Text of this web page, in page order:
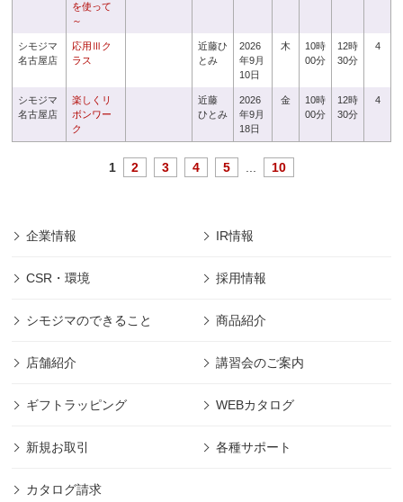
を使って
～
シモジマ
名古屋店
応用Ⅲク
ラス
近藤ひ
とみ
2026
年9月
10日
木
10時
00分
12時
30分
4
シモジマ
名古屋店
楽しくリ
ボンワー
ク
近藤
ひとみ
2026
年9月
18日
金
10時
00分
12時
30分
4
1 2 3 4 5 10
企業情報 IR情報
CSR・環境 採用情報
シモジマのできること 商品紹介
店舗紹介 講習会のご案内
ギフトラッピング WEBカタログ
新規お取引 各種サポート
カタログ請求